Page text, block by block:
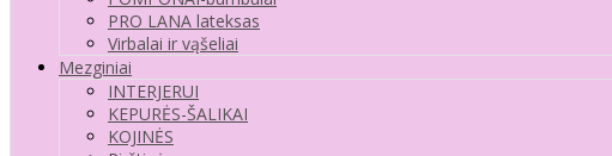
PRO LANA lateksas
Virbalai ir vąšeliai
Mezginiai
INTERJERUI
KEPURĖS-ŠALIKAI
KOJINĖS